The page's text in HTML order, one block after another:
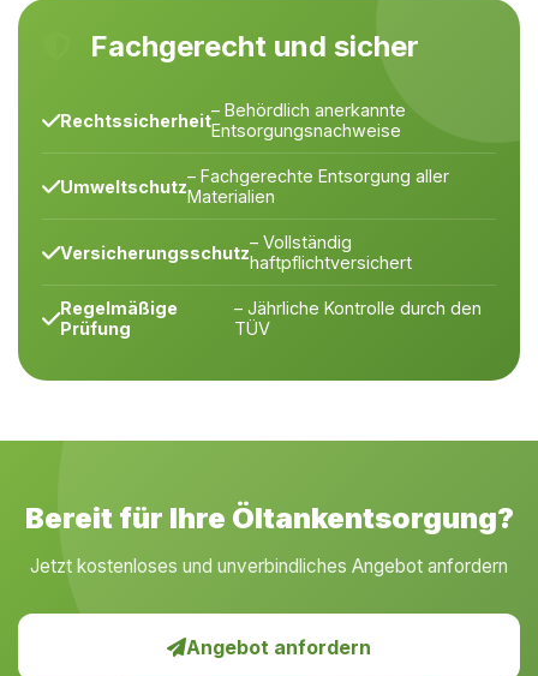
Fachgerecht und sicher
Rechtssicherheit– Behördlich anerkannte
Entsorgungsnachweise
Umweltschutz– Fachgerechte Entsorgung aller
Materialien
Versicherungsschutz– Vollständig
haftpflichtversichert
Regelmäßige
Prüfung
– Jährliche Kontrolle durch den
TÜV
Bereit für Ihre Öltankentsorgung?
Jetzt kostenloses und unverbindliches Angebot anfordern
Angebot anfordern